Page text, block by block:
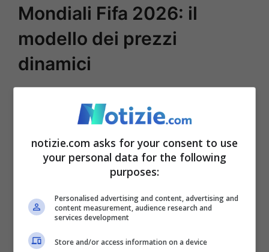
Mondiali Fifa 2026: il
modello dei prezzi
dinamici
sta utilizzando il modello di prezzi
dinamici,ampiamente criticato, per i
Mondiali di quest’anno, in cui i prezzi
della domanda. La Fifa ha affermato che i
notizie.com asks for your consent to use
your personal data for the following
purposes:
Personalised advertising and content, advertising and
content measurement, audience research and
services development
Store and/or access information on a device